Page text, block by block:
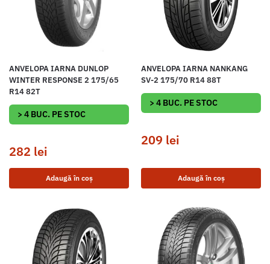
ANVELOPA IARNA DUNLOP
WINTER RESPONSE 2 175/65
R14 82T
> 4 BUC. PE STOC
282 lei
Adaugă în coș
ANVELOPA IARNA NANKANG
SV-2 175/70 R14 88T
> 4 BUC. PE STOC
209 lei
Adaugă în coș